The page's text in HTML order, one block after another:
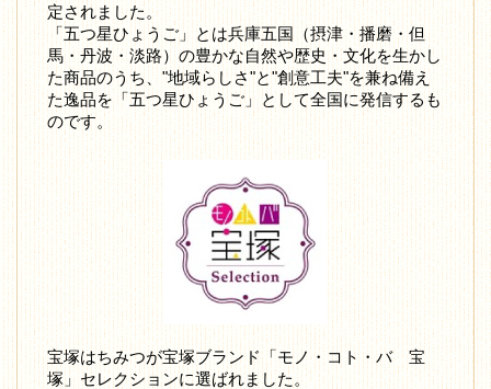
定されました。
「五つ星ひょうご」とは兵庫五国（摂津・播磨・但
馬・丹波・淡路）の豊かな自然や歴史・文化を生かし
た商品のうち、"地域らしさ"と"創意工夫"を兼ね備え
た逸品を「五つ星ひょうご」として全国に発信するも
のです。
宝塚はちみつが宝塚ブランド「モノ・コト・バ 宝
塚」セレクションに選ばれました。